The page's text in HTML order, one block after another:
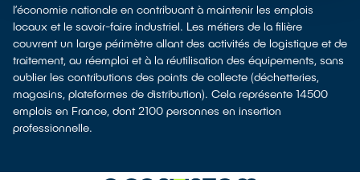
l’économie nationale en contribuant à maintenir les emplois
locaux et le savoir-faire industriel. Les métiers de la filière
couvrent un large périmètre allant des activités de logistique et de
traitement, au réemploi et à la réutilisation des équipements, sans
oublier les contributions des points de collecte (déchetteries,
magasins, plateformes de distribution). Cela représente 14500
emplois en France, dont 2100 personnes en insertion
professionnelle.